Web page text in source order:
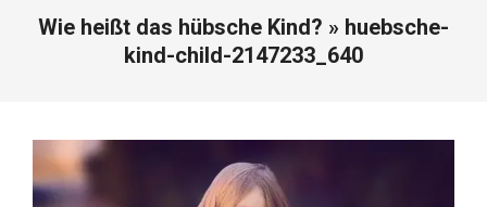
Wie heißt das hübsche Kind? » huebsche-
kind-child-2147233_640